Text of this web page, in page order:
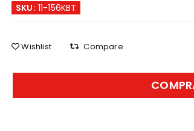
SKU: 11-156KBT
Wishlist Compare